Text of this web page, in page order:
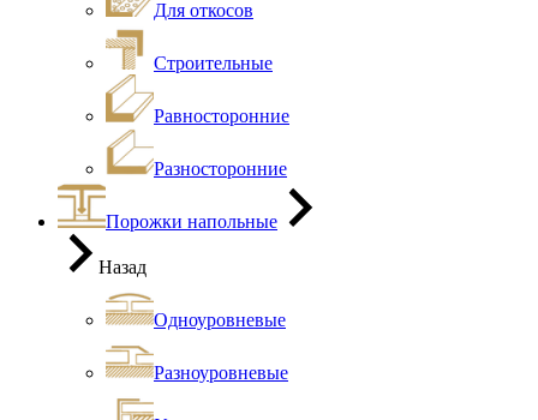
Для откосов
Строительные
Равносторонние
Разносторонние
Порожки напольные
Назад
Одноуровневые
Разноуровневые